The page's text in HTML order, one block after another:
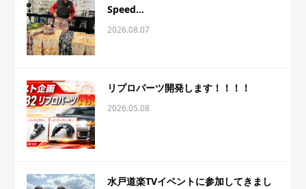
Speed...
2026.08.07
リプロパーツ開発します！！！！
2026.05.08
水戸道楽TVイベントに参加してきまし